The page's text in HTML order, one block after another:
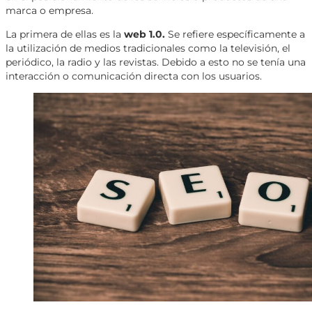
marca o empresa.
La primera de ellas es la web 1.0. Se refiere específicamente a
la utilización de medios tradicionales como la televisión, el
periódico, la radio y las revistas. Debido a esto no se tenía una
interacción o comunicación directa con los usuarios.